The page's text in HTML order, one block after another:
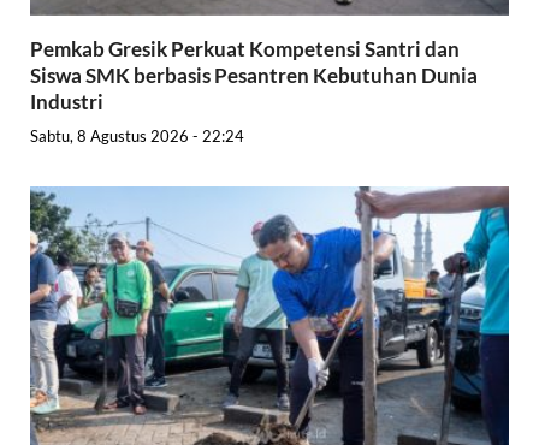
Pemkab Gresik Perkuat Kompetensi Santri dan
Siswa SMK berbasis Pesantren Kebutuhan Dunia
Industri
Sabtu, 8 Agustus 2026 - 22:24